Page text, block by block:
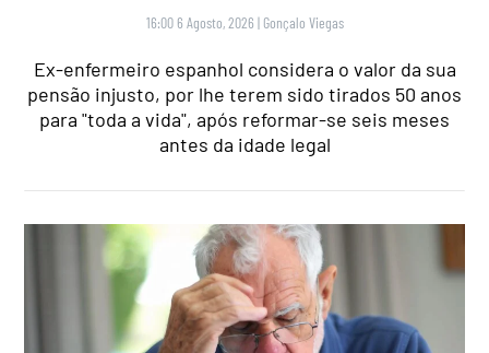
16:00 6 Agosto, 2026 | Gonçalo Viegas
Ex-enfermeiro espanhol considera o valor da sua
pensão injusto, por lhe terem sido tirados 50 anos
para "toda a vida", após reformar-se seis meses
antes da idade legal